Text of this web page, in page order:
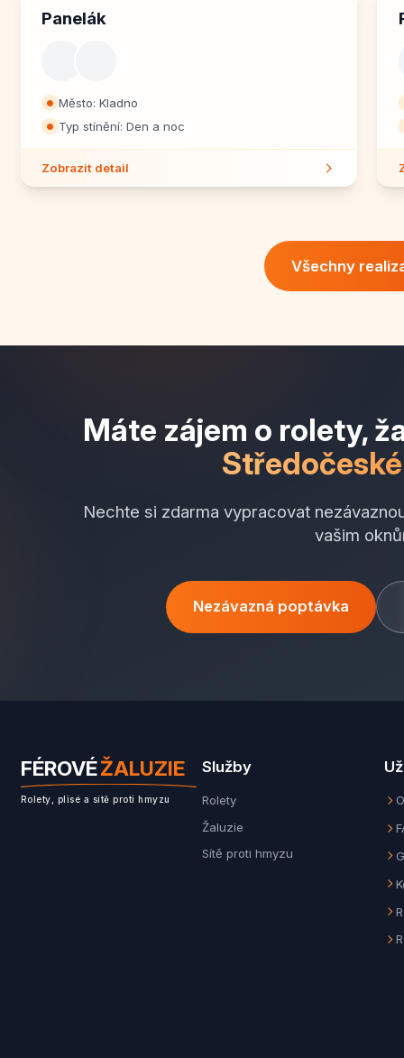
Panelák
⏺ Město: Kladno
⏺ Typ stínění: Den a noc
Zobrazit detail
Všechny
Máte zájem o rolety,
Nechte si zdarma vypracovat
vašim
Nezávazná poptávka
FÉROVÉŽALUZIE
Rolety, plisé a sítě proti hmyzu
Služby
Rolety
Žaluzie
Sítě proti hmyzu